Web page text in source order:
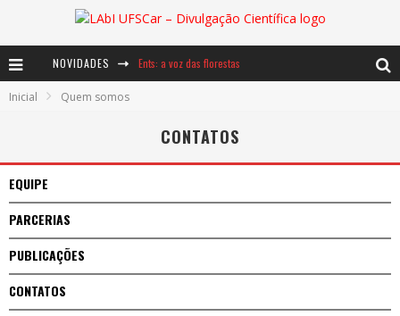
NOVIDADES Ents: a voz das florestas
Inicial Quem somos
CONTATOS
EQUIPE
PARCERIAS
PUBLICAÇÕES
CONTATOS